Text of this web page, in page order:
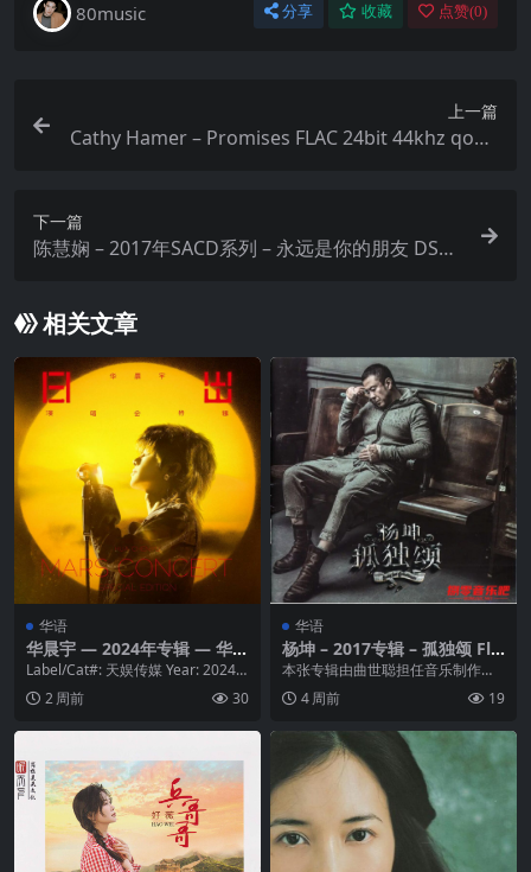
80music 分享 收藏 点赞(0)
上一篇
Cathy Hamer – Promises FLAC 24bit 44khz qobu
下一篇
陈慧娴 – 2017年SACD系列 – 永远是你的朋友 DSD
相关文章
华语
华晨宇 — 2024年专辑 — 华晨
宇日出演唱会特辑 flac
Label/Cat#: 天娱传媒 Year: 2024-0
6-26 Genre:...
2 周前 30
华语
杨坤 – 2017专辑 – 孤独颂 Fla
c
本张专辑由曲世聪担任音乐制作
人，中国首席女词人、唱片企划人
文雅任词统筹，同时还邀...
4 周前 19